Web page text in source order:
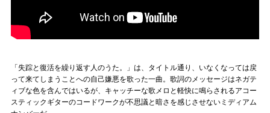
「失踪と復活を繰り返す人のうた。」は、タイトル通り、いなくなっては戻
って来てしまうことへの自己嫌悪を歌った一曲。歌詞のメッセージはネガテ
ィブな色を含んではいるが、キャッチーな歌メロと軽快に鳴らされるアコー
スティックギターのコードワークが不思議と暗さを感じさせないミディアム